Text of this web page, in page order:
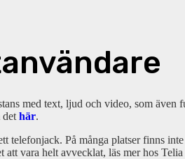
med text, ljud och video, som även
det här.
På många platser finns
att vara helt avvecklat, läs mer hos Telia